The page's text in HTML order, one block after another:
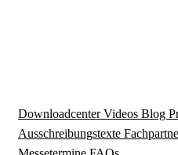
Download­centerVideos Blog
Ausschreibungstexte